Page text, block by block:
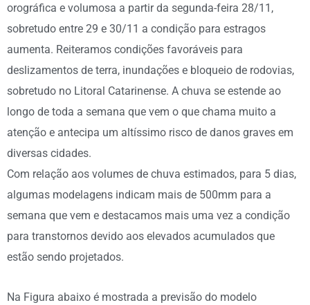
orográfica e volumosa a partir da segunda-feira 28/11,
sobretudo entre 29 e 30/11 a condição para estragos
aumenta. Reiteramos condições favoráveis para
deslizamentos de terra, inundações e bloqueio de rodovias,
sobretudo no Litoral Catarinense. A chuva se estende ao
longo de toda a semana que vem o que chama muito a
atenção e antecipa um altíssimo risco de danos graves em
diversas cidades.
Com relação aos volumes de chuva estimados, para 5 dias,
algumas modelagens indicam mais de 500mm para a
semana que vem e destacamos mais uma vez a condição
para transtornos devido aos elevados acumulados que
estão sendo projetados.
Na Figura abaixo é mostrada a previsão do modelo